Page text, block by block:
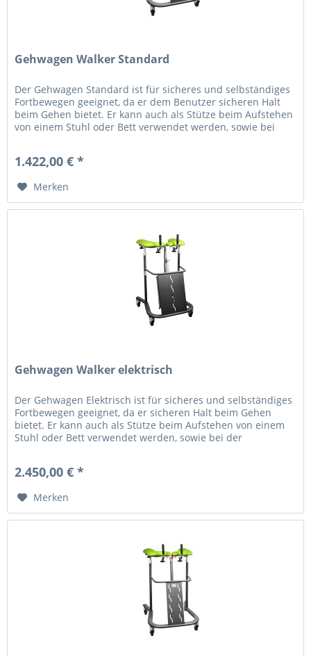
Gehwagen Walker Standard
Der Gehwagen Standard ist für sicheres und selbständiges
Fortbewegen geeignet, da er dem Benutzer sicheren Halt
beim Gehen bietet. Er kann auch als Stütze beim Aufstehen
von einem Stuhl oder Bett verwendet werden, sowie bei
1.422,00 € *
Merken
Gehwagen Walker elektrisch
Der Gehwagen Elektrisch ist für sicheres und selbständiges
Fortbewegen geeignet, da er sicheren Halt beim Gehen
bietet. Er kann auch als Stütze beim Aufstehen von einem
Stuhl oder Bett verwendet werden, sowie bei der
2.450,00 € *
Merken